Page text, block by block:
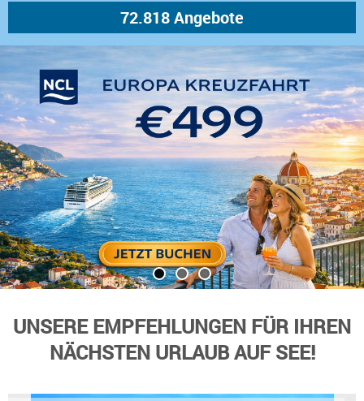
UNSERE EMPFEHLUNGEN FÜR IHREN
NÄCHSTEN URLAUB AUF SEE!